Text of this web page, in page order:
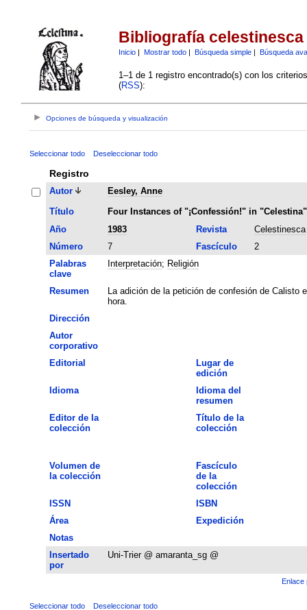
Bibliografía celestinesca
Inicio| Mostrar todo| Búsqueda simple| Búsqueda
1–1 de 1 registro encontrado(s) con los
(RSS):
Opciones de búsqueda y visualización
Seleccionar todo Deseleccionar todo
Registro
Autor
Eesley, Anne
Título
Four Instances of "¡Confessión!" in "Celestina"
Año
1983 Revista
Celestinesca
Número
7 Fascículo
2
Palabras
clave
Interpretación; Religión
Resumen
La adición de la petición de confesión de Calisto
hora.
Dirección
Autor
corporativo
Editorial
Lugar de
edición
Idioma
Idioma del
resumen
Editor de la
colección
Título de la
colección
Volumen de
la colección
Fascículo
de la
colección
ISSN
ISBN
Área
Expedición
Notas
Insertado
por
Uni-Trier @ amaranta_sg @
Enlace
Seleccionar todo Deseleccionar todo